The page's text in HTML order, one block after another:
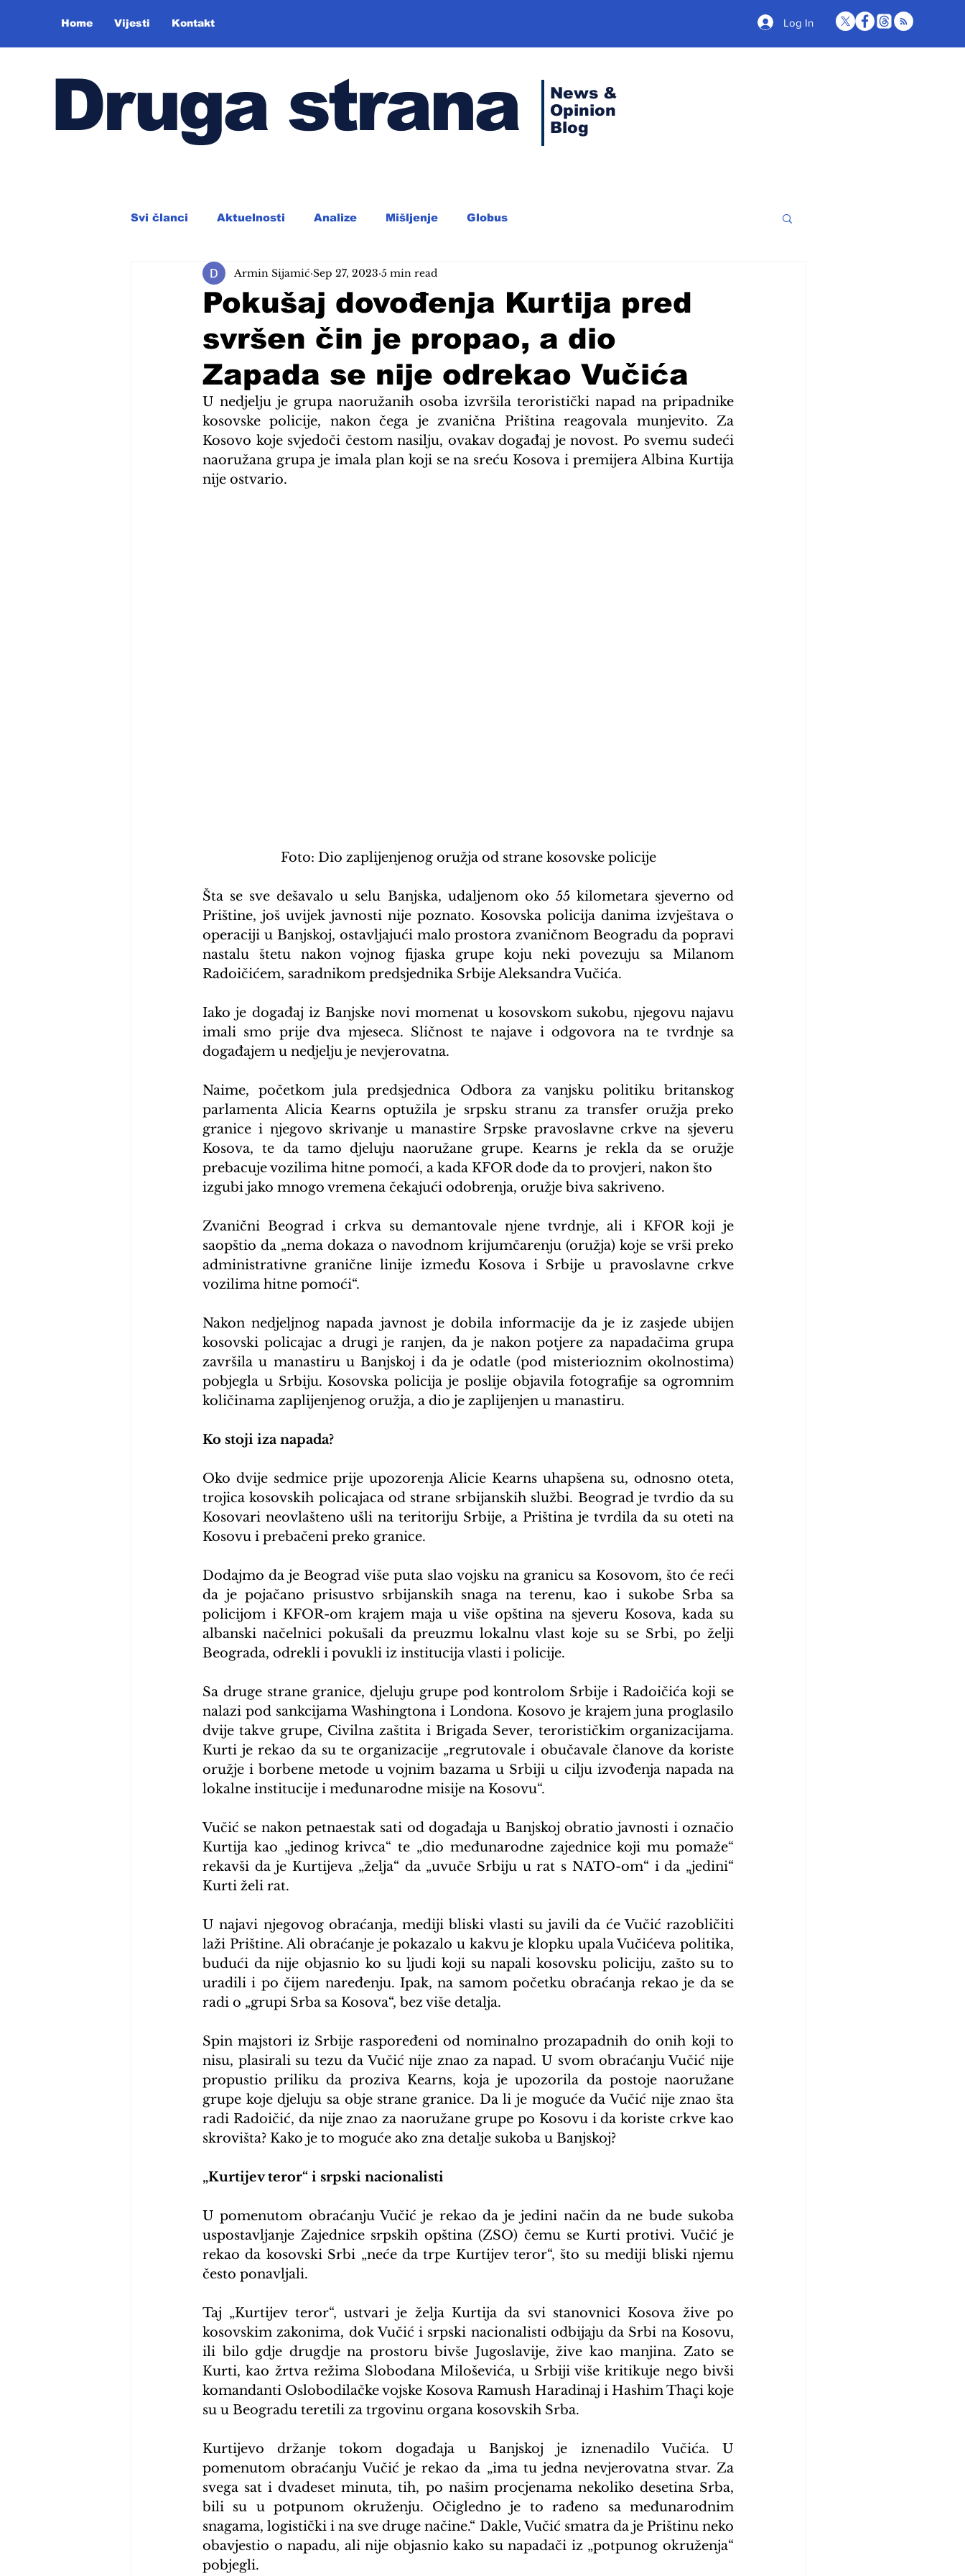
Home Vijesti Kontakt Log In
Druga strana
News &
Opinion
Blog
Svi članci Aktuelnosti Analize Mišljenje Globus
Pokušaj dovođenja Kurtija pred
svršen čin je propao, a dio
Zapada se nije odrekao Vučića
Armin Sijamić Sep 27, 2023 5 min read
U nedjelju je grupa naoružanih osoba izvršila teroristički napad na pripadnike
kosovske policije, nakon čega je zvanična Priština reagovala munjevito. Za
Kosovo koje svjedoči čestom nasilju, ovakav događaj je novost. Po svemu sudeći
naoružana grupa je imala plan koji se na sreću Kosova i premijera Albina Kurtija
nije ostvario.
Foto: Dio zaplijenjenog oružja od strane kosovske policije
Šta se sve dešavalo u selu Banjska, udaljenom oko 55 kilometara sjeverno od
Prištine, još uvijek javnosti nije poznato. Kosovska policija danima izvještava o
operaciji u Banjskoj, ostavljajući malo prostora zvaničnom Beogradu da popravi
nastalu štetu nakon vojnog fijaska grupe koju neki povezuju sa Milanom
Radoičićem, saradnikom predsjednika Srbije Aleksandra Vučića.
Iako je događaj iz Banjske novi momenat u kosovskom sukobu, njegovu najavu
imali smo prije dva mjeseca. Sličnost te najave i odgovora na te tvrdnje sa
događajem u nedjelju je nevjerovatna.
Naime, početkom jula predsjednica Odbora za vanjsku politiku britanskog
parlamenta Alicia Kearns optužila je srpsku stranu za transfer oružja preko
granice i njegovo skrivanje u manastire Srpske pravoslavne crkve na sjeveru
Kosova, te da tamo djeluju naoružane grupe. Kearns je rekla da se oružje
prebacuje vozilima hitne pomoći, a kada KFOR dođe da to provjeri, nakon što
izgubi jako mnogo vremena čekajući odobrenja, oružje biva sakriveno.
Zvanični Beograd i crkva su demantovale njene tvrdnje, ali i KFOR koji je
saopštio da „nema dokaza o navodnom krijumčarenju (oružja) koje se vrši preko
administrativne granične linije između Kosova i Srbije u pravoslavne crkve
vozilima hitne pomoći“.
Nakon nedjeljnog napada javnost je dobila informacije da je iz zasjede ubijen
kosovski policajac a drugi je ranjen, da je nakon potjere za napadačima grupa
završila u manastiru u Banjskoj i da je odatle (pod misterioznim okolnostima)
pobjegla u Srbiju. Kosovska policija je poslije objavila fotografije sa ogromnim
količinama zaplijenjenog oružja, a dio je zaplijenjen u manastiru.
Ko stoji iza napada?
Oko dvije sedmice prije upozorenja Alicie Kearns uhapšena su, odnosno oteta,
trojica kosovskih policajaca od strane srbijanskih službi. Beograd je tvrdio da su
Kosovari neovlašteno ušli na teritoriju Srbije, a Priština je tvrdila da su oteti na
Kosovu i prebačeni preko granice.
Dodajmo da je Beograd više puta slao vojsku na granicu sa Kosovom, što će reći
da je pojačano prisustvo srbijanskih snaga na terenu, kao i sukobe Srba sa
policijom i KFOR-om krajem maja u više opština na sjeveru Kosova, kada su
albanski načelnici pokušali da preuzmu lokalnu vlast koje su se Srbi, po želji
Beograda, odrekli i povukli iz institucija vlasti i policije.
Sa druge strane granice, djeluju grupe pod kontrolom Srbije i Radoičića koji se
nalazi pod sankcijama Washingtona i Londona. Kosovo je krajem juna proglasilo
dvije takve grupe, Civilna zaštita i Brigada Sever, terorističkim organizacijama.
Kurti je rekao da su te organizacije „regrutovale i obučavale članove da koriste
oružje i borbene metode u vojnim bazama u Srbiji u cilju izvođenja napada na
lokalne institucije i međunarodne misije na Kosovu“.
Vučić se nakon petnaestak sati od događaja u Banjskoj obratio javnosti i označio
Kurtija kao „jedinog krivca“ te „dio međunarodne zajednice koji mu pomaže“
rekavši da je Kurtijeva „želja“ da „uvuče Srbiju u rat s NATO-om“ i da „jedini“
Kurti želi rat.
U najavi njegovog obraćanja, mediji bliski vlasti su javili da će Vučić razobličiti
laži Prištine. Ali obraćanje je pokazalo u kakvu je klopku upala Vučićeva politika,
budući da nije objasnio ko su ljudi koji su napali kosovsku policiju, zašto su to
uradili i po čijem naređenju. Ipak, na samom početku obraćanja rekao je da se
radi o „grupi Srba sa Kosova“, bez više detalja.
Spin majstori iz Srbije raspoređeni od nominalno prozapadnih do onih koji to
nisu, plasirali su tezu da Vučić nije znao za napad. U svom obraćanju Vučić nije
propustio priliku da proziva Kearns, koja je upozorila da postoje naoružane
grupe koje djeluju sa obje strane granice. Da li je moguće da Vučić nije znao šta
radi Radoičić, da nije znao za naoružane grupe po Kosovu i da koriste crkve kao
skrovišta? Kako je to moguće ako zna detalje sukoba u Banjskoj?
„Kurtijev teror“ i srpski nacionalisti
U pomenutom obraćanju Vučić je rekao da je jedini način da ne bude sukoba
uspostavljanje Zajednice srpskih opština (ZSO) čemu se Kurti protivi. Vučić je
rekao da kosovski Srbi „neće da trpe Kurtijev teror“, što su mediji bliski njemu
često ponavljali.
Taj „Kurtijev teror“, ustvari je želja Kurtija da svi stanovnici Kosova žive po
kosovskim zakonima, dok Vučić i srpski nacionalisti odbijaju da Srbi na Kosovu,
ili bilo gdje drugdje na prostoru bivše Jugoslavije, žive kao manjina. Zato se
Kurti, kao žrtva režima Slobodana Miloševića, u Srbiji više kritikuje nego bivši
komandanti Oslobodilačke vojske Kosova Ramush Haradinaj i Hashim Thaçi koje
su u Beogradu teretili za trgovinu organa kosovskih Srba.
Kurtijevo držanje tokom događaja u Banjskoj je iznenadilo Vučića. U
pomenutom obraćanju Vučić je rekao da „ima tu jedna nevjerovatna stvar. Za
svega sat i dvadeset minuta, tih, po našim procjenama nekoliko desetina Srba,
bili su u potpunom okruženju. Očigledno je to rađeno sa međunarodnim
snagama, logistički i na sve druge načine.“ Dakle, Vučić smatra da je Prištinu neko
obavjestio o napadu, ali nije objasnio kako su napadači iz „potpunog okruženja“
pobjegli.